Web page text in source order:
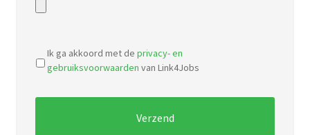
types:
pdf,
doc.
Ik ga akkoord met de privacy- en
gebruiksvoorwaarden van Link4Jobs